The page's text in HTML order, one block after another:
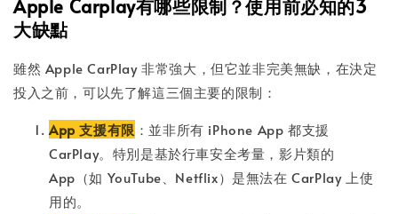
Apple Carplay有哪些限制？使用前必知的3
大缺點
雖然 Apple CarPlay 非常強大，但它並非完美無缺，在決定
投入之前，可以先了解這三個主要的限制：
App 支援有限 ：並非所有 iPhone App 都支援
CarPlay。特別是基於行車安全考量，影片類的
App（如 YouTube、Netflix）是無法在 CarPlay 上使
用的。